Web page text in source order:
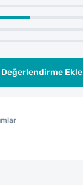
Değerlendirme Ekle